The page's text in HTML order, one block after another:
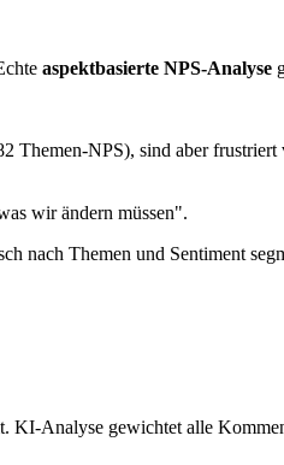
aspektbasierte NPS-Analyse
Themen-NPS), sind aber
wir ändern müssen".
nach Themen und Sentiment
Analyse gewichtet alle